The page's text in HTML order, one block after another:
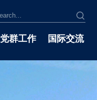
党群工作 国际交流